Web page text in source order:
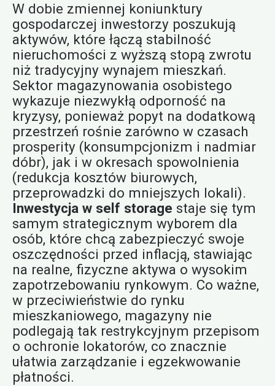
W dobie zmiennej koniunktury
gospodarczej inwestorzy poszukują
aktywów, które łączą stabilność
nieruchomości z wyższą stopą zwrotu
niż tradycyjny wynajem mieszkań.
Sektor magazynowania osobistego
wykazuje niezwykłą odporność na
kryzysy, ponieważ popyt na dodatkową
przestrzeń rośnie zarówno w czasach
prosperity (konsumpcjonizm i nadmiar
dóbr), jak i w okresach spowolnienia
(redukcja kosztów biurowych,
przeprowadzki do mniejszych lokali).
Inwestycja w self storage staje się tym
samym strategicznym wyborem dla
osób, które chcą zabezpieczyć swoje
oszczędności przed inflacją, stawiając
na realne, fizyczne aktywa o wysokim
zapotrzebowaniu rynkowym. Co ważne,
w przeciwieństwie do rynku
mieszkaniowego, magazyny nie
podlegają tak restrykcyjnym przepisom
o ochronie lokatorów, co znacznie
ułatwia zarządzanie i egzekwowanie
płatności.